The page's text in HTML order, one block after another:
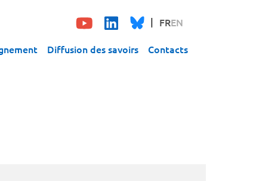
FREN
Diffusion des savoirs Contacts